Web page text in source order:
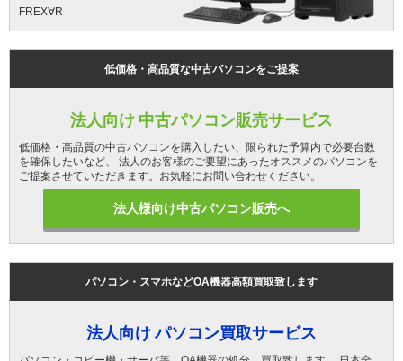
FREX∀R
低価格・高品質な中古パソコンをご提案
法人向け 中古パソコン販売サービス
低価格・高品質の中古パソコンを購入したい、限られた予算内で必要台数
を確保したいなど、 法人のお客様のご要望にあったオススメのパソコンを
ご提案させていただきます。お気軽にお問い合わせください。
法人様向け中古パソコン販売へ
パソコン・スマホなどOA機器高額買取致します
法人向け パソコン買取サービス